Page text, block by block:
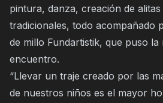
pintura, danza, creación de
tradicionales, todo acompañado
de millo Fundartistik, que puso la
encuentro.
“Llevar un traje creado por las
de nuestros niños es el mayor